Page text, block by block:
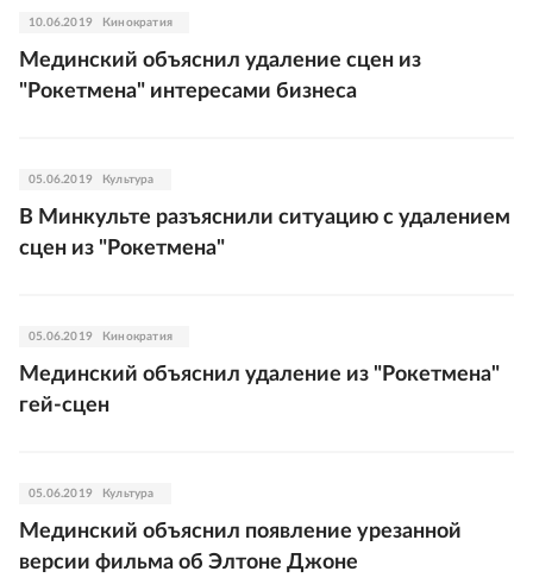
10.06.2019 Кинократия
Мединский объяснил удаление сцен из
"Рокетмена" интересами бизнеса
05.06.2019 Культура
В Минкульте разъяснили ситуацию с удалением
сцен из "Рокетмена"
05.06.2019 Кинократия
Мединский объяснил удаление из "Рокетмена"
гей-сцен
05.06.2019 Культура
Мединский объяснил появление урезанной
версии фильма об Элтоне Джоне